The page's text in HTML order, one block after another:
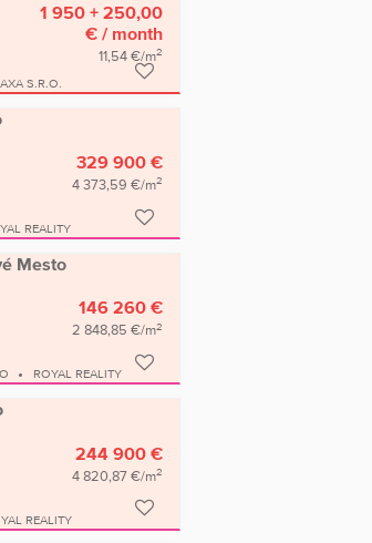
1 950 + 250,00
€/ month
11,54 €/m2
S.R.O.
329 900 €
4 373,59 €/m2
REALITY
Mesto
146 260 €
2 848,85 €/m2
ROYAL REALITY
244 900 €
4 820,87 €/m2
REALITY